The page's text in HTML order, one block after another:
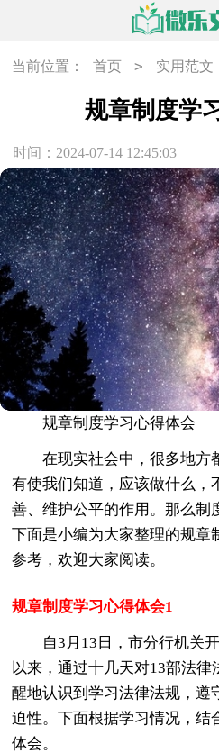
当前位置： 首页 > 实用范文
规章制度学
时间：2024-07-14 12:45:03
规章制度学习心得体会
在现实社会中，很多地方
有使我们知道，应该做什么，
善、维护公平的作用。那么制
下面是小编为大家整理的规章
参考，欢迎大家阅读。
规章制度学习心得体会1
自3月13日，市分行机关
以来，通过十几天对13部法
醒地认识到学习法律法规，遵
迫性。下面根据学习情况，结
体会。